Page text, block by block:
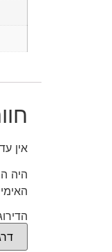
אין
היה